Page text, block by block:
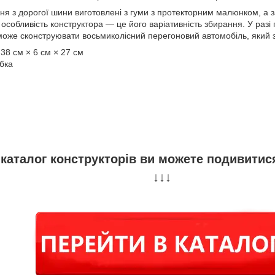
з дорогої шини виготовлені з гуми з протекторним малюнком, а
конструктора — це його варіативність збирання. У
сконструювати восьмиколісний перегоновий автомобіль, який
38 см × 6 см × 27 см
конструкторів ви можете
↓↓↓